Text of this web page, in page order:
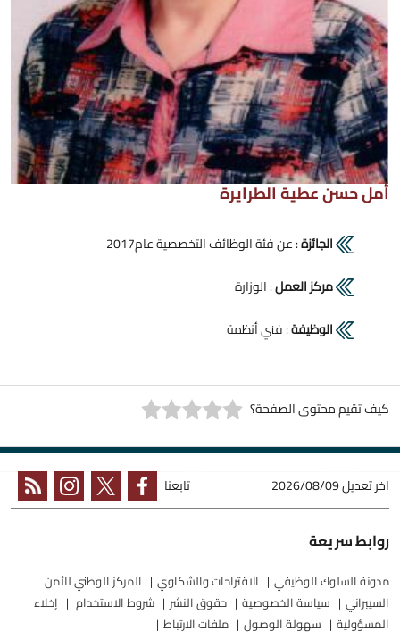
أمل حسن عطية الطرايرة
الجائزة: عن فئة الوظائف التخصصية عام2017
مركز العمل: الوزارة
الوظيفة: فني أنظمة
كيف تقيم محتوى الصفحة؟
اخر تعديل2026/08/09 تابعنا
روابط سريعة
مدونة السلوك الوظيفي الاقتراحات والشكاوي
المركز الوطني للأمن
السيبراني
سياسة الخصوصية حقوق النشر شروط الاستخدام
إخلاء
المسؤولية
سهولة الوصول ملفات الارتباط